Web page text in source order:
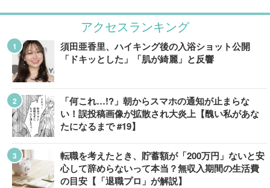
アクセスランキング
須田亜香里、ハイキング後の入浴ショット公開
「ドキッとした」「肌が綺麗」と反響
「何これ…!?」朝からスマホの通知が止まらな
い！誤投稿画像が拡散され大炎上【醜い私があな
たになるまで #19】
転職を考えたとき、貯蓄額が「200万円」ないと安
心して辞めらないって本当？無収入期間の生活費
の目安【「退職プロ」が解説】